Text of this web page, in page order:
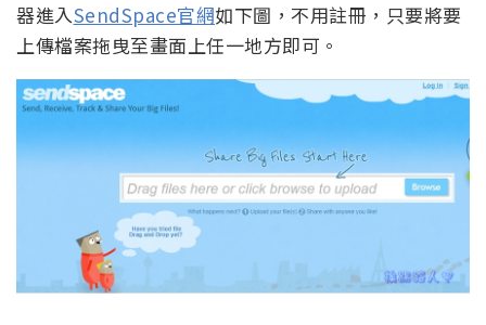
器進入SendSpace官網如下圖，不用註冊，只要將要
上傳檔案拖曳至畫面上任一地方即可。